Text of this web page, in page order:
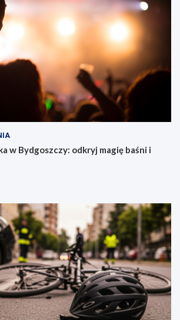
w Bydgoszczy: odkryj magię baśni i